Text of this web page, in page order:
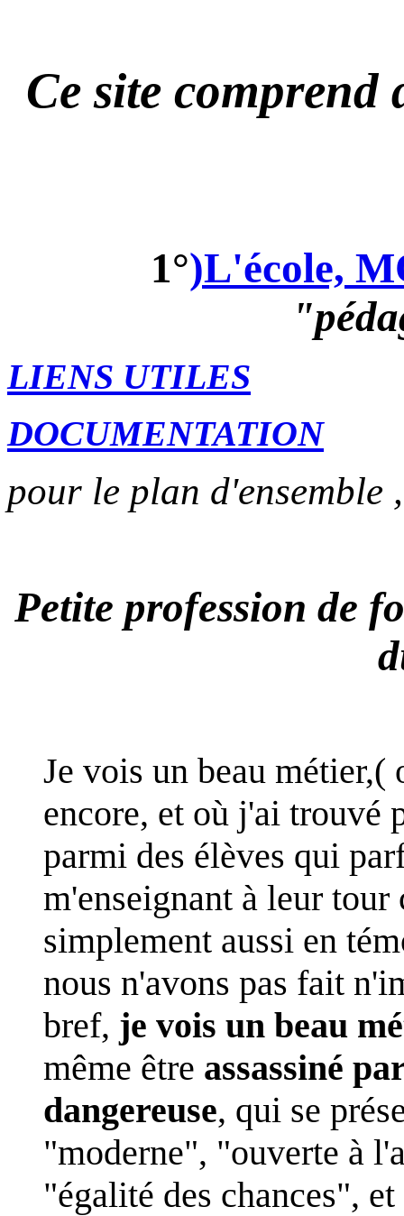
Ce site comprend
1°)L'école,
LIENS UTILES
DOCUMENTATION
pour le plan d'ensemble
Petite profession de
Je vois un beau
encore, et où j'ai trouvé
parmi des élèves qui
m'enseignant à leur
simplement aussi en
nous n'avons pas fait
bref, je vois un beau
même être assassiné
dangereuse, qui se
"moderne", "ouverte à
"égalité des chances",